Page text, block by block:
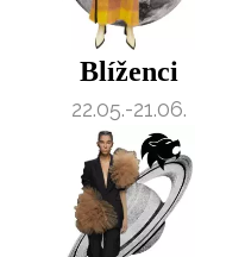
Blíženci
22.05.-21.06.